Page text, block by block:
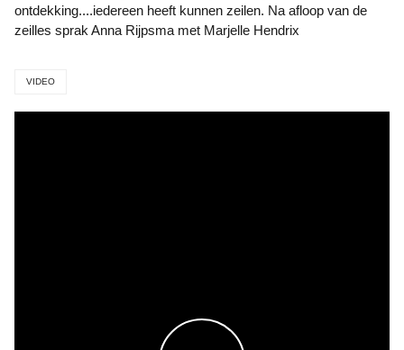
ontdekking....iedereen heeft kunnen zeilen. Na afloop van de
zeilles sprak Anna Rijpsma met Marjelle Hendrix
VIDEO